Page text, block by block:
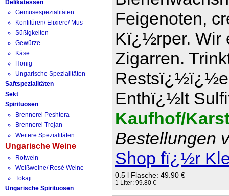
Delikatessen
Gemüsespezialitäten
Konfitüren/ Elixiere/ Mus
Süßigkeiten
Gewürze
Käse
Honig
Ungarische Spezialitäten
Saftspezialitäten
Sekt
Spirituosen
Brennerei Peshtera
Brennerei Trojan
Weitere Spezialitäten
Ungarische Weine
Rotwein
Weißweine/ Rosé Weine
Tokaji
Ungarische Spirituosen
Feigenoten,
Kï¿½rper. Wir
Zigarren.
Restsï¿½ï¿½e
Enthï¿½lt
Kaufhof/
Bestellungen
Shop fï¿½r
0.5 l Flasche: 49.90 €
1 Liter: 99.80 €